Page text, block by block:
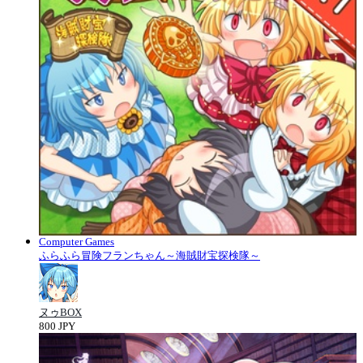
Computer Games
ふらふら冒険フランちゃん～海賊財宝探検隊～
ヌゥBOX
800 JPY